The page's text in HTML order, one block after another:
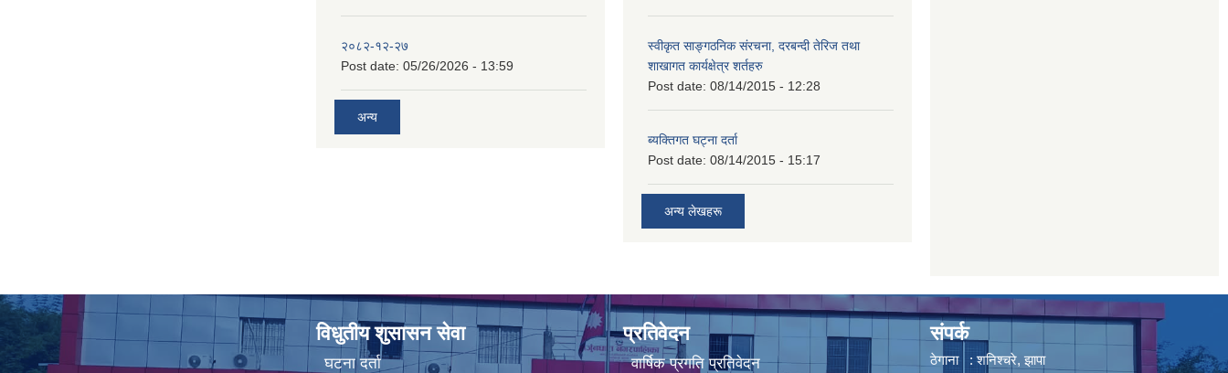
२०८२-१२-२७
Post date: 05/26/2026 - 13:59
अन्य
स्वीकृत साङ्गठनिक संरचना, दरबन्दी तेरिज तथा
शाखागत कार्यक्षेत्र शर्तहरु
Post date: 08/14/2015 - 12:28
ब्यक्तिगत घट्ना दर्ता
Post date: 08/14/2015 - 15:17
अन्य लेखहरू
विधुतीय शुसासन सेवा
घटना दर्ता
प्रतिवेदन
वार्षिक प्रगति प्रतिवेदन
संपर्क
ठेगाना : शनिश्चरे, झापा